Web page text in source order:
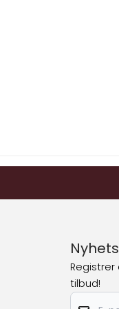
tilbud!
E-post